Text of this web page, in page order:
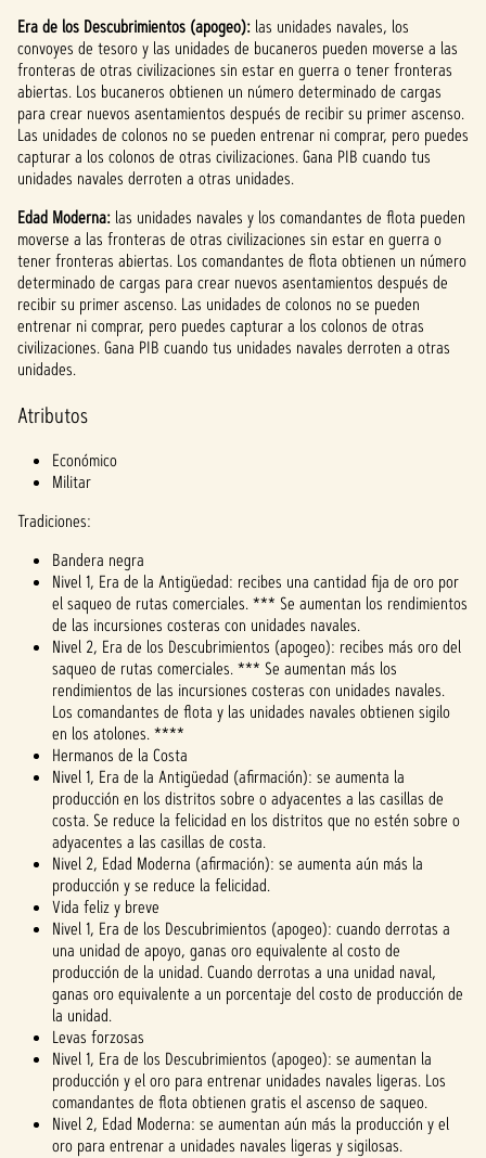
ca de
priva
cidad
de
YouTu
be y
la
trans
feren
cia
de
datos
a los
servi
dores
Googl
e.
Era de los Descubrimientos (apogeo): las unidades navales, los
convoyes de tesoro y las unidades de bucaneros pueden moverse a las
fronteras de otras civilizaciones sin estar en guerra o tener fronteras
abiertas. Los bucaneros obtienen un número determinado de cargas
para crear nuevos asentamientos después de recibir su primer ascenso.
Las unidades de colonos no se pueden entrenar ni comprar, pero puedes
capturar a los colonos de otras civilizaciones. Gana PIB cuando tus
unidades navales derroten a otras unidades.
Edad Moderna: las unidades navales y los comandantes de flota pueden
moverse a las fronteras de otras civilizaciones sin estar en guerra o
tener fronteras abiertas. Los comandantes de flota obtienen un número
determinado de cargas para crear nuevos asentamientos después de
recibir su primer ascenso. Las unidades de colonos no se pueden
entrenar ni comprar, pero puedes capturar a los colonos de otras
civilizaciones. Gana PIB cuando tus unidades navales derroten a otras
unidades.
Atributos
Económico
Militar
Tradiciones:
Bandera negra
Nivel 1, Era de la Antigüedad: recibes una cantidad fija de oro por
el saqueo de rutas comerciales. *** Se aumentan los rendimientos
de las incursiones costeras con unidades navales.
Nivel 2, Era de los Descubrimientos (apogeo): recibes más oro del
saqueo de rutas comerciales. *** Se aumentan más los
rendimientos de las incursiones costeras con unidades navales.
Los comandantes de flota y las unidades navales obtienen sigilo
en los atolones. ****
Hermanos de la Costa
Nivel 1, Era de la Antigüedad (afirmación): se aumenta la
producción en los distritos sobre o adyacentes a las casillas de
costa. Se reduce la felicidad en los distritos que no estén sobre o
adyacentes a las casillas de costa.
Nivel 2, Edad Moderna (afirmación): se aumenta aún más la
producción y se reduce la felicidad.
Vida feliz y breve
Nivel 1, Era de los Descubrimientos (apogeo): cuando derrotas a
una unidad de apoyo, ganas oro equivalente al costo de
producción de la unidad. Cuando derrotas a una unidad naval,
ganas oro equivalente a un porcentaje del costo de producción de
la unidad.
Levas forzosas
Nivel 1, Era de los Descubrimientos (apogeo): se aumentan la
producción y el oro para entrenar unidades navales ligeras. Los
comandantes de flota obtienen gratis el ascenso de saqueo.
Nivel 2, Edad Moderna: se aumentan aún más la producción y el
oro para entrenar a unidades navales ligeras y sigilosas.